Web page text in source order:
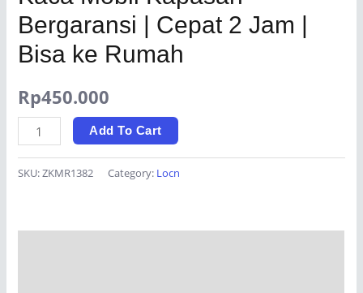
Bergaransi | Cepat 2 Jam |
Bisa ke Rumah
Rp450.000
Kaca
Mobil
Kapasan
Add To Cart
SKU:ZKMR1382 Category: Locn